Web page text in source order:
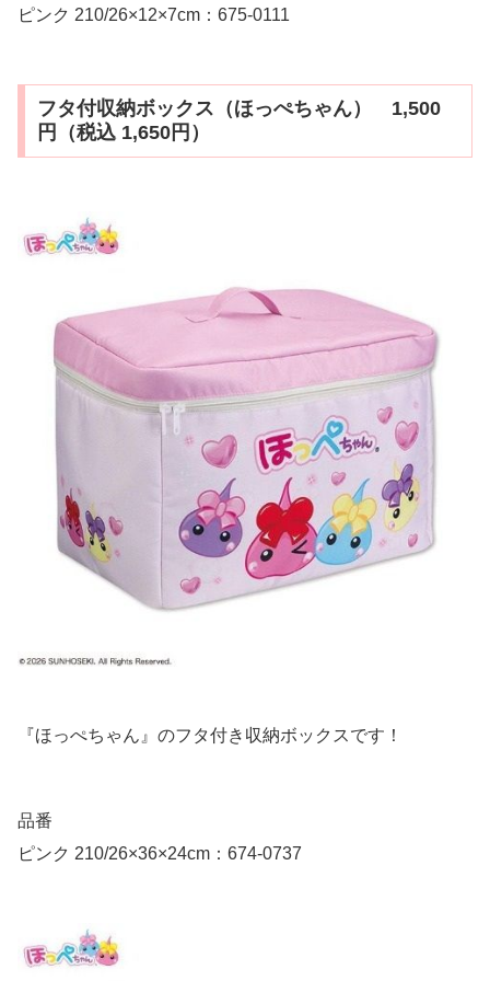
ピンク 210/26×12×7cm：675-0111
フタ付収納ボックス（ほっぺちゃん） 1,500
円（税込 1,650円）
『ほっぺちゃん』のフタ付き収納ボックスです！
品番
ピンク 210/26×36×24cm：674-0737